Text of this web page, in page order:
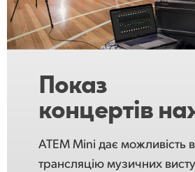
Показ
концертів
ATEM Mini дає можливість
трансляцію музичних